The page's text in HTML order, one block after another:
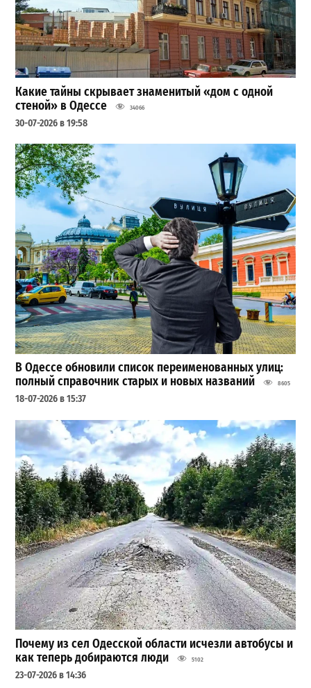
Какие тайны скрывает знаменитый «дом с одной
стеной» в Одессе
34066
30-07-2026 в 19:58
В Одессе обновили список переименованных улиц:
полный справочник старых и новых названий
8605
18-07-2026 в 15:37
Почему из сел Одесской области исчезли автобусы и
как теперь добираются люди
5102
23-07-2026 в 14:36